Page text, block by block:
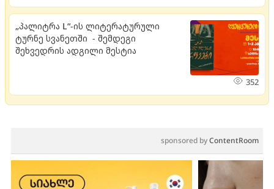
„პალიტრა L“-ის ლიტერატურული
ტურნე სვანეთში - შემდეგი
შეხვედრის ადგილი მესტია
352
sponsored byContentRoom